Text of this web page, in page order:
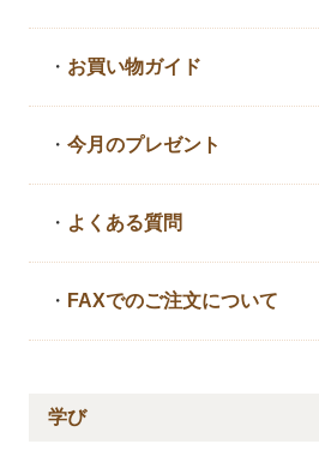
・ お買い物ガイド
・今月のプレゼント
・ よくある質問
・ FAXでのご注文について
学び